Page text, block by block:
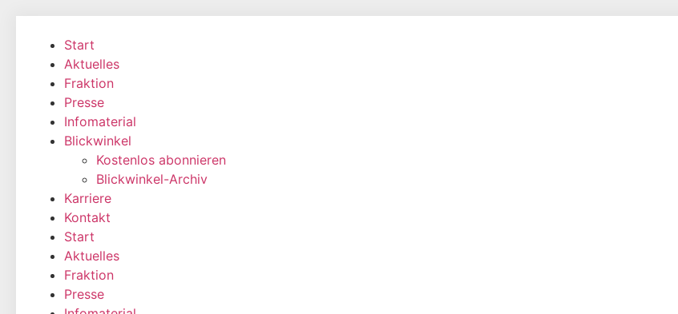
wechseln
Start
Aktuelles
Fraktion
Presse
Infomaterial
Blickwinkel
Kostenlos abonnieren
Blickwinkel-Archiv
Karriere
Kontakt
Start
Aktuelles
Fraktion
Presse